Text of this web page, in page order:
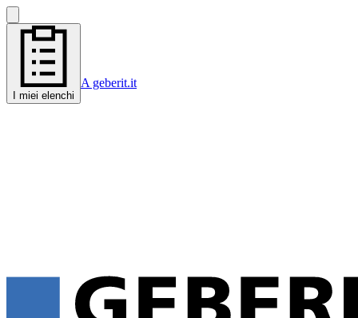
I miei elenchi
A geberit.it